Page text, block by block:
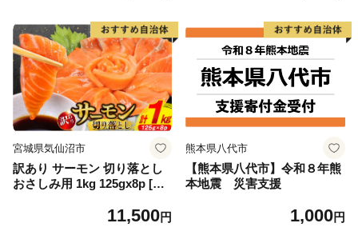
切り身 魚 わけあり
宮城県気仙沼市
訳あり サーモン 切り落とし
おさしみ用 1kg 125gx8p [足
4313] 魚 魚介類 鮭 お刺し身
11,500円
熊本県八代市
【熊本県八代市】令和８年熊
本地震 災害支援
1,000円